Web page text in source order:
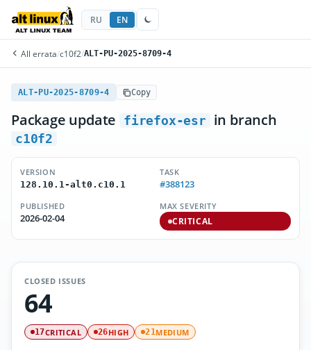
RU EN
All errata/c10f2/ALT-PU-2025-8709-4
ALT-PU-2025-8709-4 Copy
Package update firefox-esr in branch
c10f2
VERSION
128.10.1-alt0.c10.1
TASK
#388123
PUBLISHED
2026-02-04
MAX SEVERITY
CRITICAL
CLOSED ISSUES
64
17CRITICAL 26HIGH 21MEDIUM